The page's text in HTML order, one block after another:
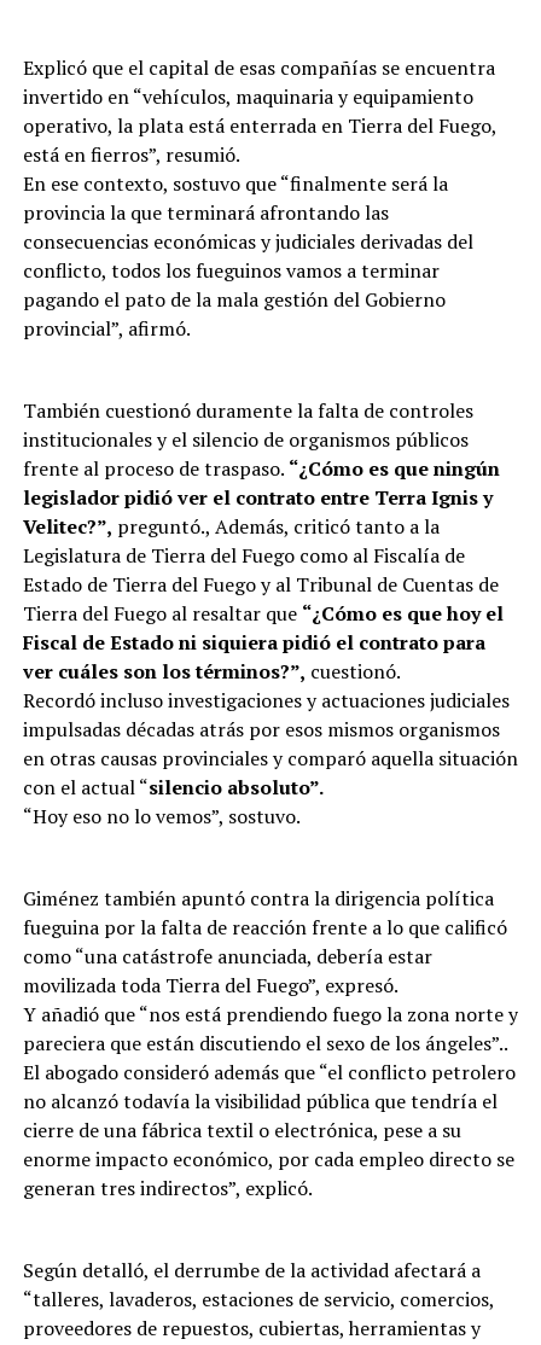
Explicó que el capital de esas compañías se encuentra
invertido en “vehículos, maquinaria y equipamiento
operativo, la plata está enterrada en Tierra del Fuego,
está en fierros”, resumió.
En ese contexto, sostuvo que “finalmente será la
provincia la que terminará afrontando las
consecuencias económicas y judiciales derivadas del
conflicto, todos los fueguinos vamos a terminar
pagando el pato de la mala gestión del Gobierno
provincial”, afirmó.
También cuestionó duramente la falta de controles
institucionales y el silencio de organismos públicos
frente al proceso de traspaso. “¿Cómo es que ningún
legislador pidió ver el contrato entre Terra Ignis y
Velitec?”, preguntó., Además, criticó tanto a la
Legislatura de Tierra del Fuego como al Fiscalía de
Estado de Tierra del Fuego y al Tribunal de Cuentas de
Tierra del Fuego al resaltar que “¿Cómo es que hoy el
Fiscal de Estado ni siquiera pidió el contrato para
ver cuáles son los términos?”, cuestionó.
Recordó incluso investigaciones y actuaciones judiciales
impulsadas décadas atrás por esos mismos organismos
en otras causas provinciales y comparó aquella situación
con el actual “silencio absoluto”.
“Hoy eso no lo vemos”, sostuvo.
Giménez también apuntó contra la dirigencia política
fueguina por la falta de reacción frente a lo que calificó
como “una catástrofe anunciada, debería estar
movilizada toda Tierra del Fuego”, expresó.
Y añadió que “nos está prendiendo fuego la zona norte y
pareciera que están discutiendo el sexo de los ángeles”..
El abogado consideró además que “el conflicto petrolero
no alcanzó todavía la visibilidad pública que tendría el
cierre de una fábrica textil o electrónica, pese a su
enorme impacto económico, por cada empleo directo se
generan tres indirectos”, explicó.
Según detalló, el derrumbe de la actividad afectará a
“talleres, lavaderos, estaciones de servicio, comercios,
proveedores de repuestos, cubiertas, herramientas y